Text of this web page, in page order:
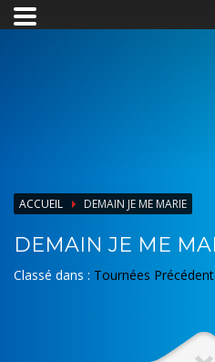
ACCUEIL DEMAIN JE ME MARIE
DEMAIN JE ME
Classé dans : Tournées